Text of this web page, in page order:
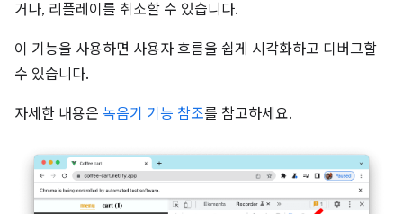
거나, 리플레이를 취소할 수 있습니다.
이 기능을 사용하면 사용자 흐름을 쉽게 시각화하고 디버그할
수 있습니다.
자세한 내용은 녹음기 기능 참조를 참고하세요.